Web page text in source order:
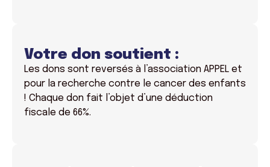
Votre don soutient :
Les dons sont reversés à l’association APPEL et
pour la recherche contre le cancer des enfants
! Chaque don fait l’objet d’une déduction
fiscale de 66%.